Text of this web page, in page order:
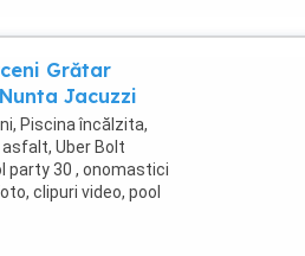
Grătar
Jacuzzi
Piscina încălzita,
Uber Bolt
party 30 , onomastici
clipuri video, pool